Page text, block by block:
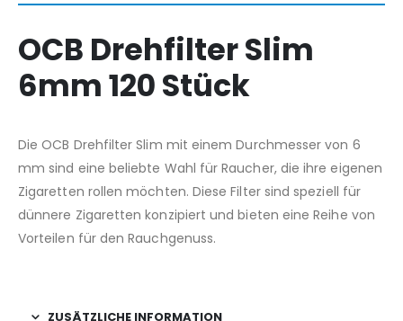
OCB Drehfilter Slim
6mm 120 Stück
Die OCB Drehfilter Slim mit einem Durchmesser von 6
mm sind eine beliebte Wahl für Raucher, die ihre eigenen
Zigaretten rollen möchten. Diese Filter sind speziell für
dünnere Zigaretten konzipiert und bieten eine Reihe von
Vorteilen für den Rauchgenuss.
ZUSÄTZLICHE INFORMATION